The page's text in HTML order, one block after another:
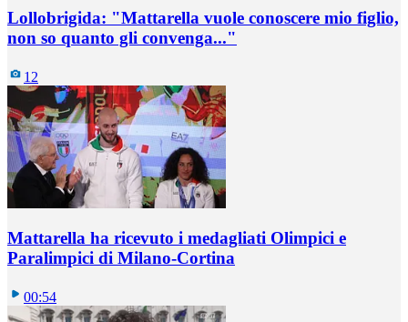
Lollobrigida: "Mattarella vuole conoscere mio figlio,
non so quanto gli convenga..."
12
Mattarella ha ricevuto i medagliati Olimpici e
Paralimpici di Milano-Cortina
00:54